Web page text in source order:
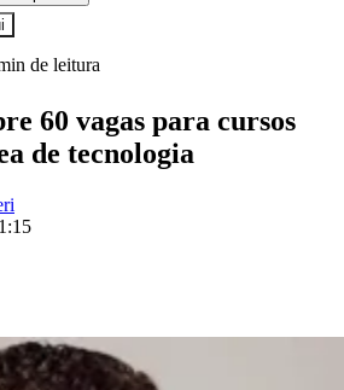
confira as novidades
League e mais. Placar em tempo
esportivas.